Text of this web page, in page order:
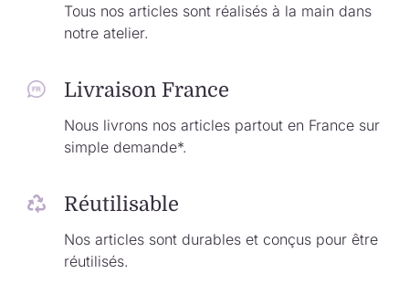
Tous nos articles sont réalisés à la main dans
notre atelier.
Livraison France
Nous livrons nos articles partout en France sur
simple demande*.
Réutilisable
Nos articles sont durables et conçus pour être
réutilisés.